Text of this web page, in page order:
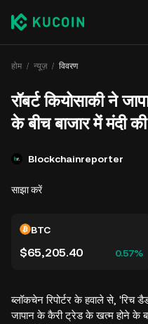
होम न्यूज़ विवरण
रॉबर्ट कियोसाकी ने
के बीच बाजार में मंदी
Blockchainreporter
साझा करें
BTC
$65,205.40 0.57%
ब्लॉकचेन रिपोर्टर के हवाले से, 'रिच
जापान के कैरी ट्रेड के खत्म होने के